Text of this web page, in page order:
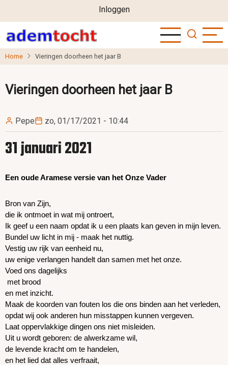
naar
de
inhoud
User
account
menu
Inloggen
Home Vieringen doorheen het jaar B
Vieringen doorheen het jaar B
Pepe zo, 01/17/2021 - 10:44
31 januari 2021
Een oude Aramese versie van het Onze Vader
Bron van Zijn,
die ik ontmoet in wat mij ontroert,
Ik geef u een naam opdat ik u een plaats kan geven in mijn leven.
Bundel uw licht in mij - maak het nuttig.
Vestig uw rijk van eenheid nu,
uw enige verlangen handelt dan samen met het onze.
Voed ons dagelijks
met brood
en met inzicht.
Maak de koorden van fouten los die ons binden aan het verleden,
opdat wij ook anderen hun misstappen kunnen vergeven.
Laat oppervlakkige dingen ons niet misleiden.
Uit u wordt geboren: de alwerkzame wil,
de levende kracht om te handelen,
en het lied dat alles verfraait,